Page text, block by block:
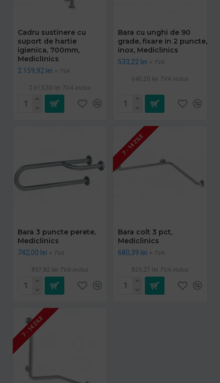
Cadru sustinere cu
suport de hartie
igienica, 700mm,
Mediclinics
2.159,92 lei + TVA
2.613,50 lei TVA inclus
Bara cu unghi de 90
grade, fixare in 2 puncte,
inox, Mediclinics
533,22 lei + TVA
645,20 lei TVA inclus
Bara 3 puncte perete,
Mediclinics
742,00 lei + TVA
897,82 lei TVA inclus
7 - 14 ZILE
Bara colt 3 pct,
Mediclinics
680,39 lei + TVA
823,27 lei TVA inclus
7 - 14 ZILE